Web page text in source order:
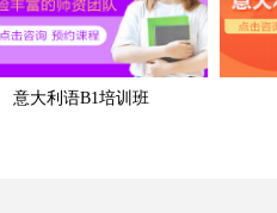
意大利语B1培训班